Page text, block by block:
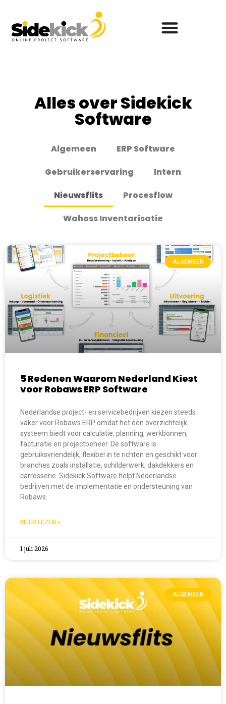
Alles over Sidekick
Software
Algemeen
ERP Software
Gebruikerservaring
Intern
Nieuwsflits
Procesflow
Wahoss Inventarisatie
ALGEMEEN
5 Redenen Waarom Nederland Kiest
voor Robaws ERP Software
Nederlandse project- en servicebedrijven kiezen steeds
vaker voor Robaws ERP omdat het één overzichtelijk
systeem biedt voor calculatie, planning, werkbonnen,
facturatie en projectbeheer. De software is
gebruiksvriendelijk, flexibel in te richten en geschikt voor
branches zoals installatie, schilderwerk, dakdekkers en
carrosserie. Sidekick Software helpt Nederlandse
bedrijven met de implementatie en ondersteuning van
Robaws.
MEER LEZEN »
1 juli 2026
ALGEMEEN